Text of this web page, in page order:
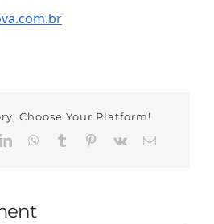
Choose Your Platform!
LinkedInWhatsApp
Tumblr Pinterest
Vk Email